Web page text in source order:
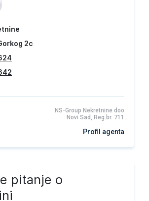
2c
NS-Group Nekretnine doo
Novi Sad, Reg.br. 711
Profil agenta
pitanje o